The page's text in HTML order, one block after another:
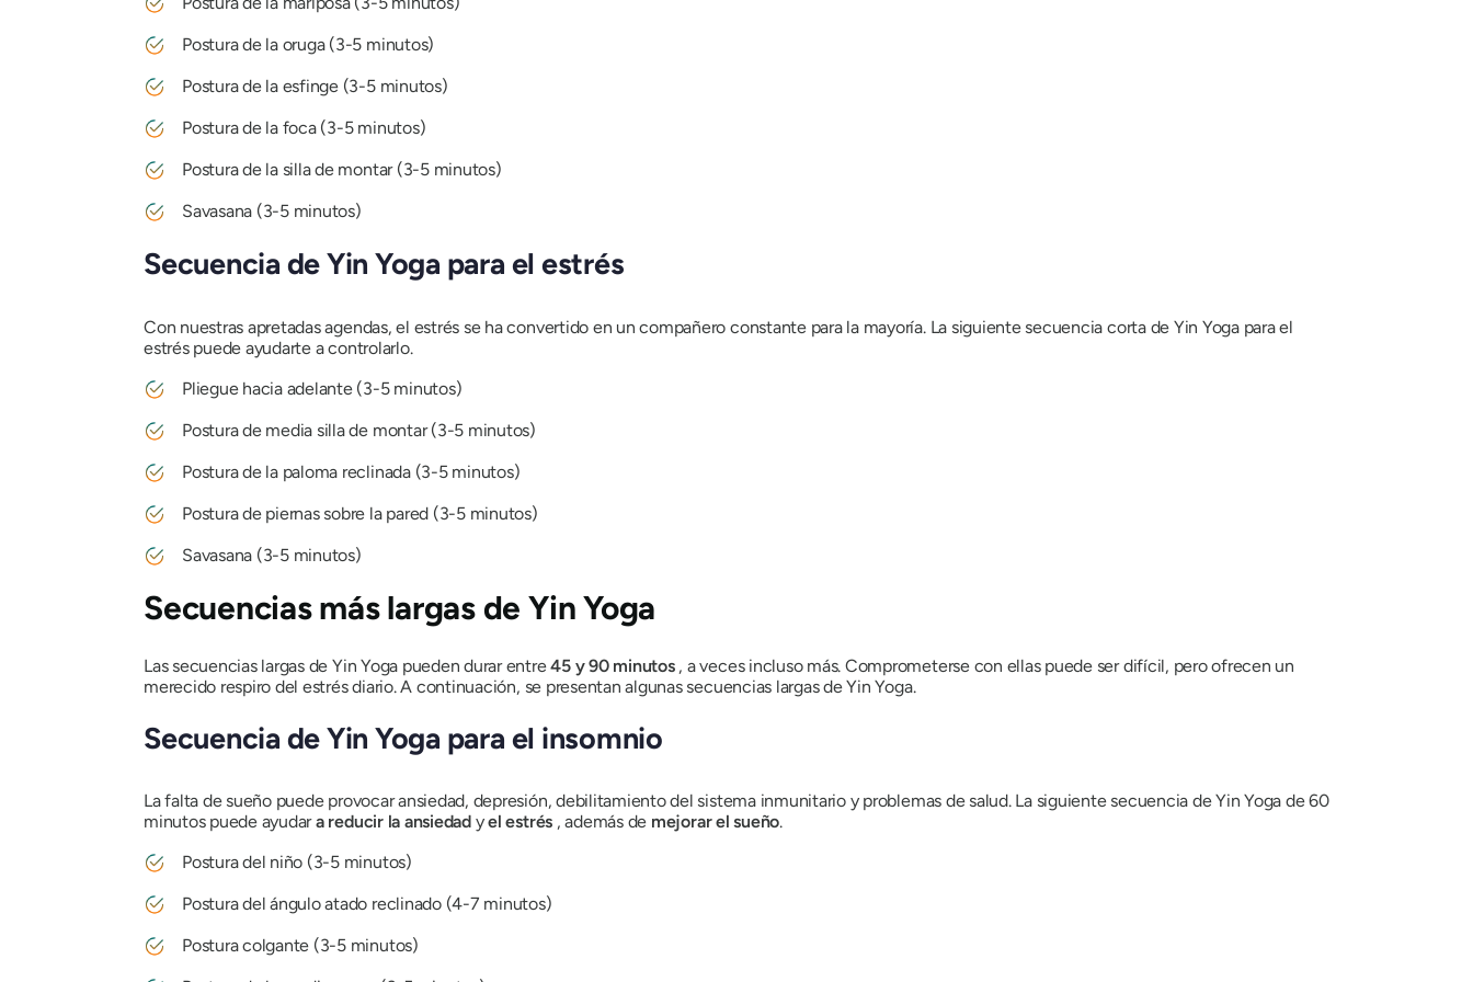
Postura de la oruga (3-5 minutos)
Postura de la esfinge (3-5 minutos)
Postura de la foca (3-5 minutos)
Postura de la silla de montar (3-5 minutos)
Savasana (3-5 minutos)
Secuencia de Yin Yoga para el estrés
Con nuestras apretadas agendas, el estrés se ha convertido en un compañero constante para la mayoría. La siguiente secuencia corta de Yin Yoga para el
estrés puede ayudarte a controlarlo.
Pliegue hacia adelante (3-5 minutos)
Postura de media silla de montar (3-5 minutos)
Postura de la paloma reclinada (3-5 minutos)
Postura de piernas sobre la pared (3-5 minutos)
Savasana (3-5 minutos)
Secuencias más largas de Yin Yoga
Las secuencias largas de Yin Yoga pueden durar entre45 y 90 minutos, a veces incluso más. Comprometerse con ellas puede ser difícil, pero ofrecen un
merecido respiro del estrés diario. A continuación, se presentan algunas secuencias largas de Yin Yoga.
Secuencia de Yin Yoga para el insomnio
La falta de sueño puede provocar ansiedad, depresión, debilitamiento del sistema inmunitario y problemas de salud. La siguiente secuencia de Yin Yoga de 60
minutos puede ayudara reducir la ansiedadyel estrés , además de mejorar el sueño.
Postura del niño (3-5 minutos)
Postura del ángulo atado reclinado (4-7 minutos)
Postura colgante (3-5 minutos)